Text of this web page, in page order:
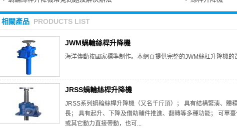
相關產品 PRODUCTS LIST
JWM蝸輪絲桿升降機
海洋傳動按國家標準制作。本網頁提供完整的JWM絲杠升降機的
JRSS蝸輪絲桿升降機
JRSS系列蝸輪絲桿升降機（又名千斤頂）； 具有結構緊湊、體
長； 具有起升、下降及借助輔件推進、翻轉等多種功能； 可單
或其它動力直接帶動，也可...